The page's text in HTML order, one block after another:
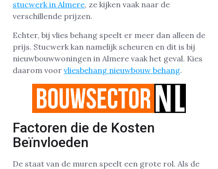
stucwerk in Almere, ze kijken vaak naar de
verschillende prijzen.
Echter, bij vlies behang speelt er meer dan alleen de
prijs. Stucwerk kan namelijk scheuren en dit is bij
nieuwbouwwoningen in Almere vaak het geval. Kies
daarom voor vliesbehang nieuwbouw behang.
Factoren die de Kosten
Beïnvloeden
De staat van de muren speelt een grote rol. Als de